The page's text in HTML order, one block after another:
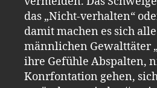
das „Nicht-verhalten“
damit machen es sich
männlichen Gewalttäter
ihre Gefühle Abspalten,
Konrfontation gehen,